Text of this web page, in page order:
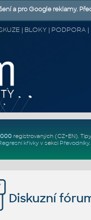
| BLOKY | PODPORA
registrovaných (CZ+EN).
křivkyv sekci Převodníky.
Diskuzní
a pro Google reklamy.